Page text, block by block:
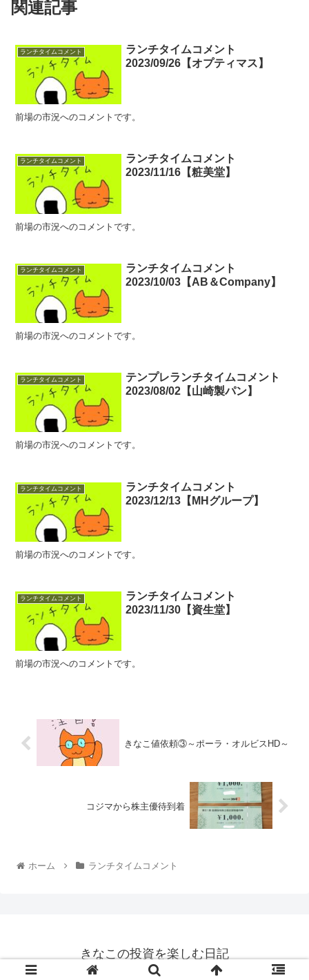
関連記事
ランチタイムコメント
ランチタイムコメント
2023/09/26【オプティマス】
前場の市況へのコメントです。
ランチタイムコメント
ランチタイムコメント
2023/11/16【粧美堂】
前場の市況へのコメントです。
ランチタイムコメント
ランチタイムコメント
2023/10/03【AB＆Company】
前場の市況へのコメントです。
ランチタイムコメント
テンプレランチタイムコメント
2023/08/02【山崎製パン】
前場の市況へのコメントです。
ランチタイムコメント
ランチタイムコメント
2023/12/13【MHグループ】
前場の市況へのコメントです。
ランチタイムコメント
ランチタイムコメント
2023/11/30【資生堂】
前場の市況へのコメントです。
きなこ値依頼③～ポーラ・オルビスHD～
コジマから株主優待到着
ホーム ランチタイムコメント
きなこの投資を楽しむ日記
© 2022 きなこの投資を楽しむ日記.